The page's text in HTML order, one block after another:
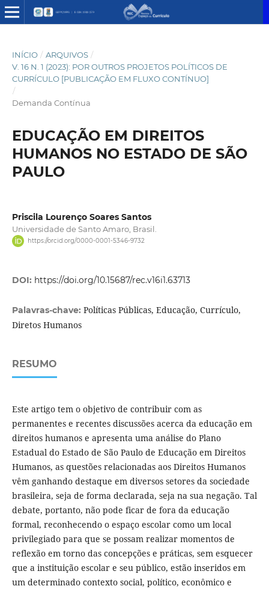
INÍCIO / ARQUIVOS /
V. 16 N. 1 (2023): POR OUTROS PROJETOS POLÍTICOS DE
CURRÍCULO [PUBLICAÇÃO EM FLUXO CONTÍNUO]
/
Demanda Contínua
EDUCAÇÃO EM DIREITOS
HUMANOS NO ESTADO DE SÃO
PAULO
Priscila Lourenço Soares Santos
Universidade de Santo Amaro, Brasil.
https://orcid.org/0000-0001-5346-9732
DOI: https://doi.org/10.15687/rec.v16i1.63713
Palavras-chave: Políticas Públicas, Educação, Currículo,
Diretos Humanos
RESUMO
Este artigo tem o objetivo de contribuir com as
permanentes e recentes discussões acerca da educação em
direitos humanos e apresenta uma análise do Plano
Estadual do Estado de São Paulo de Educação em Direitos
Humanos, as questões relacionadas aos Direitos Humanos
vêm ganhando destaque em diversos setores da sociedade
brasileira, seja de forma declarada, seja na sua negação. Tal
debate, portanto, não pode ficar de fora da educação
formal, reconhecendo o espaço escolar como um local
privilegiado para que se possam realizar momentos de
reflexão em torno das concepções e práticas, sem esquecer
que a instituição escolar e seu público, estão inseridos em
um determinado contexto social, político, econômico e